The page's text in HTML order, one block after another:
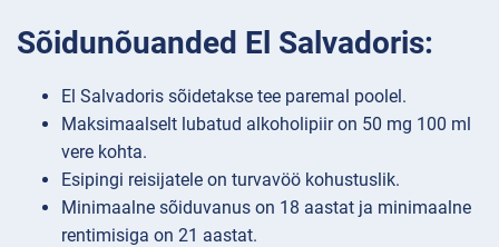
Sõidunõuanded El Salvadoris:
El Salvadoris sõidetakse tee paremal poolel.
Maksimaalselt lubatud alkoholipiir on 50 mg 100 ml
vere kohta.
Esipingi reisijatele on turvavöö kohustuslik.
Minimaalne sõiduvanus on 18 aastat ja minimaalne
rentimisiga on 21 aastat.